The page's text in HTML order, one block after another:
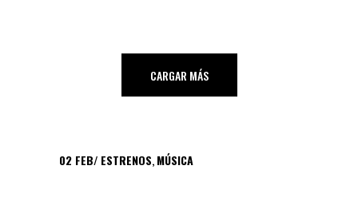
CARGAR MÁS
02 FEB ESTRENOS,MÚSICA